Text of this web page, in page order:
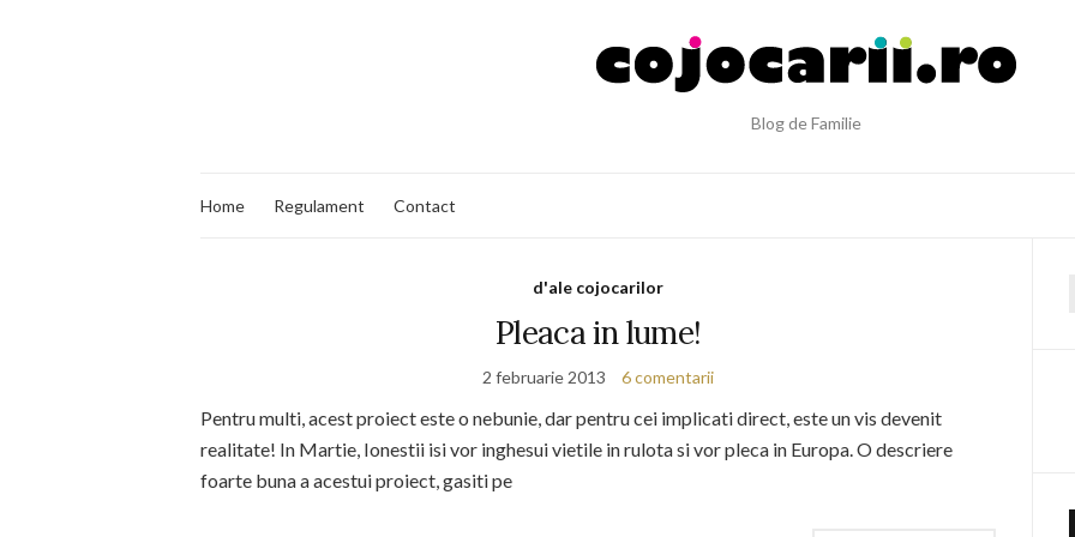
Blog de Familie
Home Regulament Contact
d'ale cojocarilor
Pleaca in lume!
2 februarie 2013 6 comentarii
Pentru multi, acest proiect este o nebunie, dar pentru cei implicati direct, este un vis devenit
realitate! In Martie, Ionestii isi vor inghesui vietile in rulota si vor pleca in Europa. O descriere
foarte buna a acestui proiect, gasiti pe